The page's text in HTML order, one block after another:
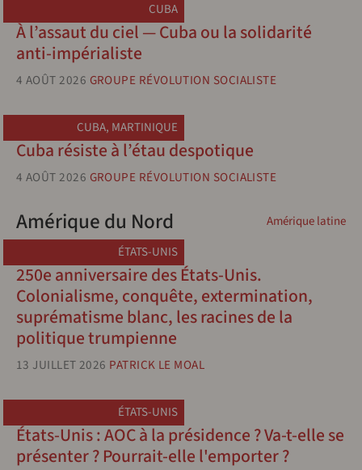
CUBA
À l’assaut du ciel — Cuba ou la solidarité
anti-impérialiste
4 AOÛT 2026 GROUPE RÉVOLUTION SOCIALISTE
CUBA, MARTINIQUE
Cuba résiste à l’étau despotique
4 AOÛT 2026 GROUPE RÉVOLUTION SOCIALISTE
Amérique latine
Amérique du Nord
ÉTATS-UNIS
250e anniversaire des États-Unis.
Colonialisme, conquête, extermination,
suprématisme blanc, les racines de la
politique trumpienne
13 JUILLET 2026 PATRICK LE MOAL
ÉTATS-UNIS
États-Unis : AOC à la présidence ? Va-t-elle se
présenter ? Pourrait-elle l'emporter ?